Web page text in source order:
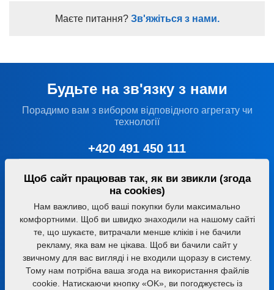
Маєте питання?Зв'яжіться з нами.
Будьте на зв'язку з нами
Порадимо вам з вибором відповідного агрегату чи
технології
+420 491 450 111
farmet@farmet.cz
Jiřinková 276
552 03 Česká Skalice
Czech republic
Щоб сайт працював так, як ви звикли (згода
на cookies)
Нам важливо, щоб ваші покупки були максимально
комфортними. Щоб ви швидко знаходили на нашому сайті
те, що шукаєте, витрачали менше кліків і не бачили
рекламу, яка вам не цікава. Щоб ви бачили сайт у
звичному для вас вигляді і не входили щоразу в систему.
Тому нам потрібна ваша згода на використання файлів
cookie. Натискаючи кнопку «OK», ви погоджуєтесь із